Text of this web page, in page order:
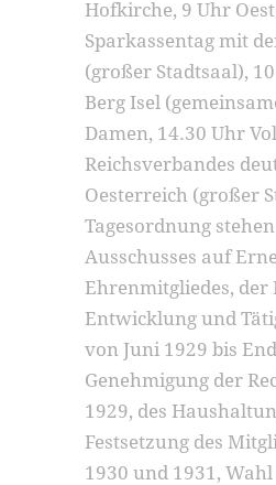
Hofkirche, 9 Uhr
Sparkassentag mit
(großer Stadtsaal),
Berg Isel
Damen, 14.30 Uhr
Reichsverbandes
Oesterreich (großer
Tagesordnung
Ausschusses auf
Ehrenmitgliedes, der
Entwicklung und
von Juni 1929 bis
Genehmigung der
1929, des
Festsetzung des
1930 und 1931,